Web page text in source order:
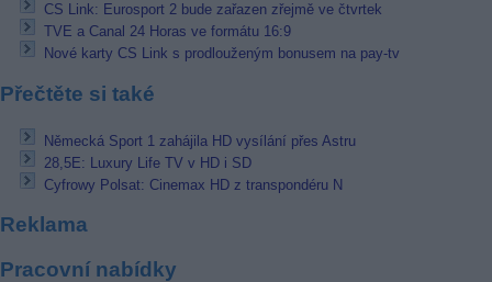
CS Link: Eurosport 2 bude zařazen zřejmě ve čtvrtek
TVE a Canal 24 Horas ve formátu 16:9
Nové karty CS Link s prodlouženým bonusem na pay-tv
Přečtěte si také
Německá Sport 1 zahájila HD vysílání přes Astru
28,5E: Luxury Life TV v HD i SD
Cyfrowy Polsat: Cinemax HD z transpondéru N
Reklama
Pracovní nabídky